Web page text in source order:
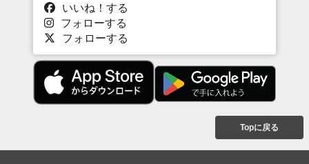
いいね！する
フォローする
フォローする
Topに戻る